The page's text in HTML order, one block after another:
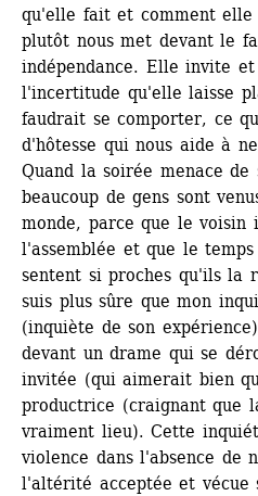
qu'elle fait et comment
plutôt nous met devant le
indépendance. Elle invite
l'incertitude qu'elle laisse
faudrait se comporter, ce
d'hôtesse qui nous aide à
Quand la soirée menace de
beaucoup de gens sont
monde, parce que le
l'assemblée et que le
sentent si proches qu'ils la
suis plus sûre que mon
(inquiète de son
devant un drame qui se
invitée (qui aimerait bien
productrice (craignant que
vraiment lieu). Cette
violence dans l'absence de
l'altérité acceptée et vécue